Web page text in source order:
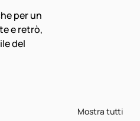
per un
e retrò,
del
Mostra tutti